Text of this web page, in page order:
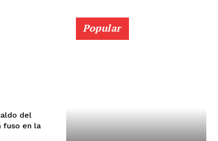
del
fuso en la
Popular